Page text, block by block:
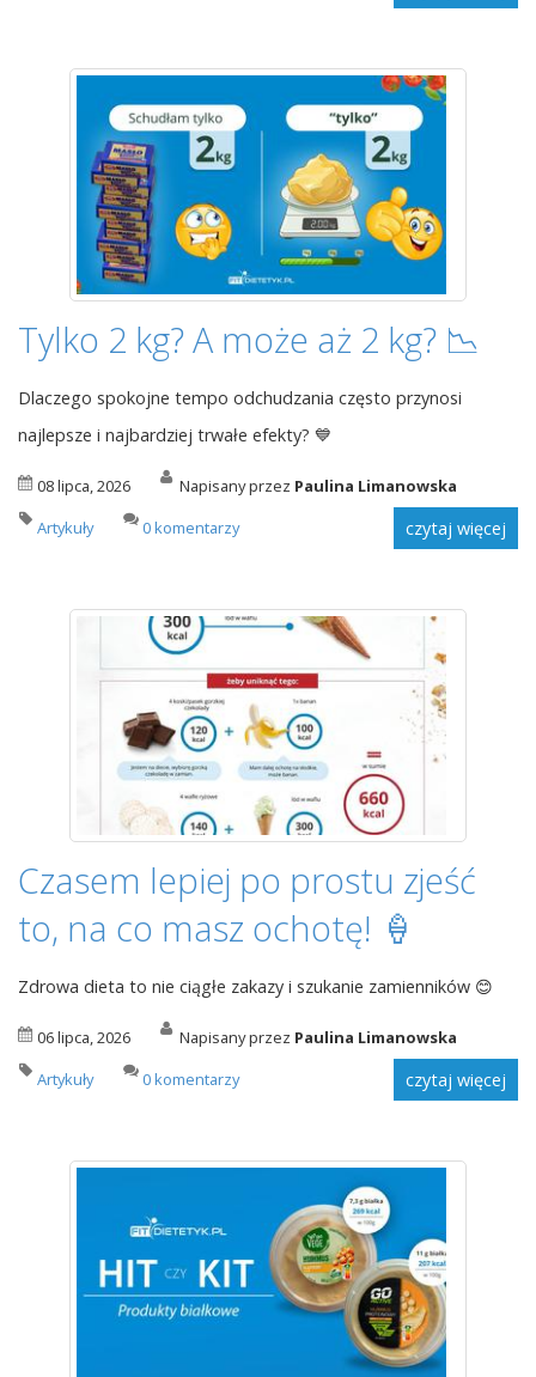
Tylko 2 kg? A może aż 2 kg? 📉
Dlaczego spokojne tempo odchudzania często przynosi
najlepsze i najbardziej trwałe efekty? 💙
08 lipca, 2026 Napisany przez Paulina Limanowska
Artykuły
0 komentarzy czytaj więcej
Czasem lepiej po prostu zjeść
to, na co masz ochotę! 🍦
Zdrowa dieta to nie ciągłe zakazy i szukanie zamienników 😊
06 lipca, 2026 Napisany przez Paulina Limanowska
Artykuły
0 komentarzy czytaj więcej